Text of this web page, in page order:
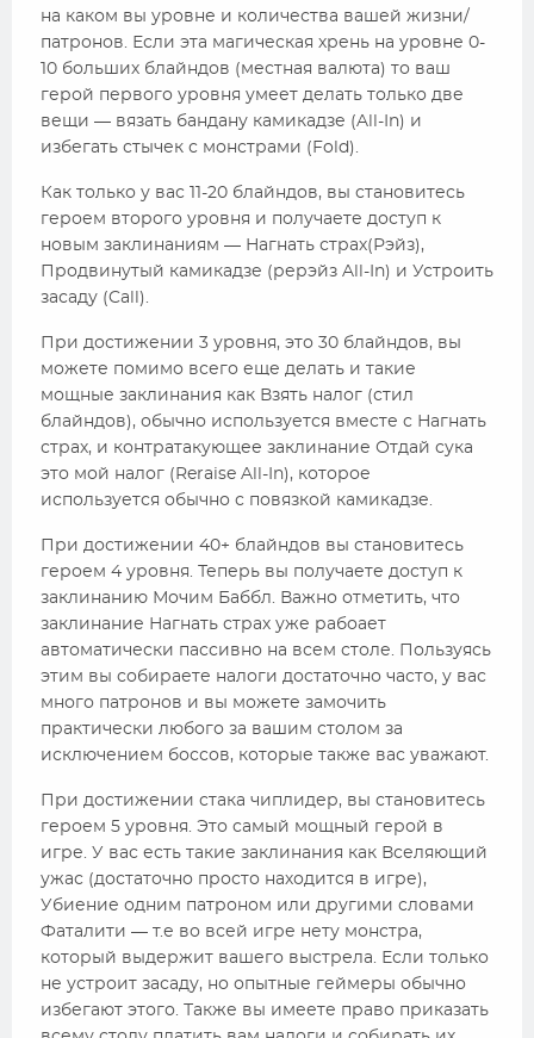
на каком вы уровне и количества вашей жизни/
патронов. Если эта магическая хрень на уровне 0-
10 больших блайндов (местная валюта) то ваш
герой первого уровня умеет делать только две
вещи — вязать бандану камикадзе (All-In) и
избегать стычек с монстрами (Fold).
Как только у вас 11-20 блайндов, вы становитесь
героем второго уровня и получаете доступ к
новым заклинаниям — Нагнать страх(Рэйз),
Продвинутый камикадзе (рерэйз All-In) и Устроить
засаду (Call).
При достижении 3 уровня, это 30 блайндов, вы
можете помимо всего еще делать и такие
мощные заклинания как Взять налог (стил
блайндов), обычно используется вместе с Нагнать
страх, и контратакующее заклинание Отдай сука
это мой налог (Reraise All-In), которое
используется обычно с повязкой камикадзе.
При достижении 40+ блайндов вы становитесь
героем 4 уровня. Теперь вы получаете доступ к
заклинанию Мочим Баббл. Важно отметить, что
заклинание Нагнать страх уже рабоает
автоматически пассивно на всем столе. Пользуясь
этим вы собираете налоги достаточно часто, у вас
много патронов и вы можете замочить
практически любого за вашим столом за
исключением боссов, которые также вас уважают.
При достижении стака чиплидер, вы становитесь
героем 5 уровня. Это самый мощный герой в
игре. У вас есть такие заклинания как Вселяющий
ужас (достаточно просто находится в игре),
Убиение одним патроном или другими словами
Фаталити — т.е во всей игре нету монстра,
который выдержит вашего выстрела. Если только
не устроит засаду, но опытные геймеры обычно
избегают этого. Также вы имеете право приказать